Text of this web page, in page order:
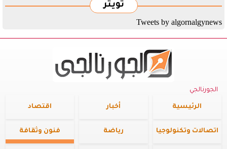
تويتر
Tweets by algornalgynews
الجورنالجي
الرئيسية أخبار اقتصاد
اتصالات وتكنولوجيا رياضة فنون وثقافة